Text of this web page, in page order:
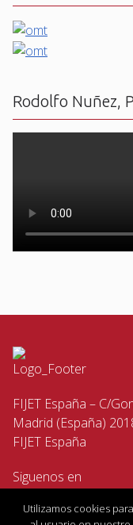
Rodolfo Nuñez,
FIJET España – C/
Madrid (España)
FIJET España
Siguenos en
Utilizamos cookies